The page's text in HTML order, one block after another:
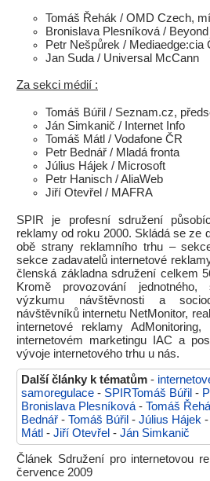
Tomáš Řehák / OMD Czech,
Bronislava Plesníková /
Petr Nešpůrek / Mediaedge:cia
Jan Suda / Universal McCann
Za sekci médií :
Tomáš Búřil / Seznam.cz,
Ján Simkanič / Internet Info
Tomáš Mátl / Vodafone ČR
Petr Bednář / Mladá fronta
Július Hájek / Microsoft
Petr Hanisch / AliaWeb
Jiří Otevřel / MAFRA
SPIR je profesní sdružení
reklamy od roku 2000. Skládá se ze
obě strany reklamního trhu –
sekce zadavatelů internetové
členská základna sdružení celkem
Kromě provozování jednotného,
výzkumu návštěvnosti a
návštěvníků internetu NetMonitor,
internetové reklamy
internetovém marketingu IAC a
vývoje internetového trhu u nás.
Další články k tématům -
samoregulace - SPIRTomáš Búřil -
Bronislava Plesníková - Tomáš
Bednář - Tomáš Búřil - Július Hájek -
Mátl - Jiří Otevřel - Ján Simkanič
Článek Sdružení pro internetovou
července 2009